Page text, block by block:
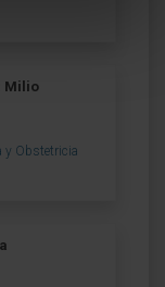
Milio
y Obstetricia